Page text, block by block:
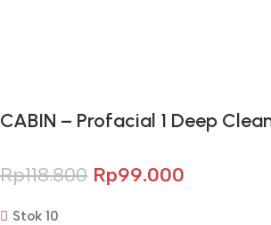
CABIN – Profacial 1 Deep
Rp118.800 Rp99.000
Stok 10